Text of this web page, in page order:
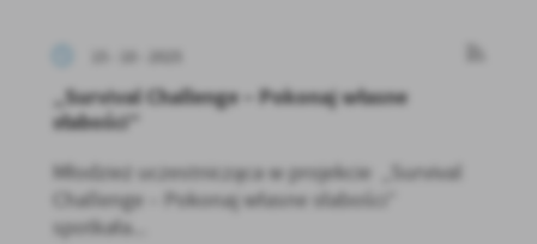
„Survival Challenge – Pokonaj własne
słabości”
Młodzież uczestnicząca w projekcie „Survival
Challenge – Pokonaj własne słabości”
spotkała...